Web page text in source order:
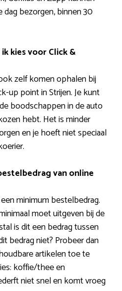
bezorgen, binnen 30
kies voor Click &
zelf komen ophalen bij
up point in Strijen. Je kunt
boodschappen in de auto
hebt. Het is minder
en je hoeft niet speciaal
van online
minimum bestelbedrag.
moet uitgeven bij de
is dit een bedrag tussen
bedrag niet? Probeer dan
artikelen toe te
koffie/thee en
niet snel en komt vroeg